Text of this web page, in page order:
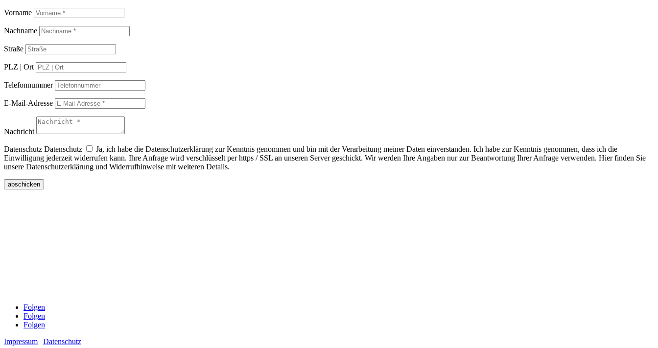
Vorname
Nachname
Straße
PLZ | Ort
Telefonnummer
E-Mail-Adresse
Nachricht
Datenschutz Datenschutz
Ja, ich habe die Datenschutzerklärung zur Kenntnis genommen und bin mit der Verarbeitung meiner Daten einverstanden. Ich habe zur Kenntnis genommen, dass ich die
Einwilligung jederzeit widerrufen kann. Ihre Anfrage wird verschlüsselt per https / SSL an unseren Server geschickt. Wir werden Ihre Angaben nur zur Beantwortung Ihrer Anfrage verwenden. Hier finden Sie
unsere Datenschutzerklärung und Widerrufhinweise mit weiteren Details.
abschicken
Folgen
Folgen
Folgen
Impressum
Datenschutz